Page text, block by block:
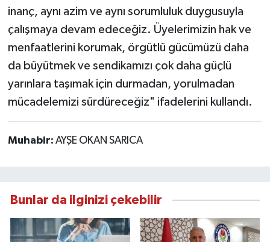
inanç, aynı azim ve aynı sorumluluk duygusuyla
çalışmaya devam edeceğiz. Üyelerimizin hak ve
menfaatlerini korumak, örgütlü gücümüzü daha
da büyütmek ve sendikamızı çok daha güçlü
yarınlara taşımak için durmadan, yorulmadan
mücadelemizi sürdüreceğiz" ifadelerini kullandı.
Muhabir: AYŞE OKAN SARICA
Bunlar da ilginizi çekebilir